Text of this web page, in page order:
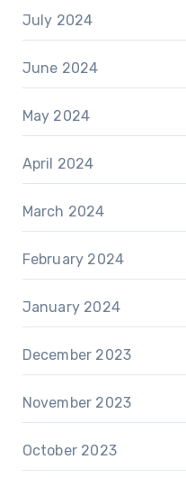
July 2024
June 2024
May 2024
April 2024
March 2024
February 2024
January 2024
December 2023
November 2023
October 2023